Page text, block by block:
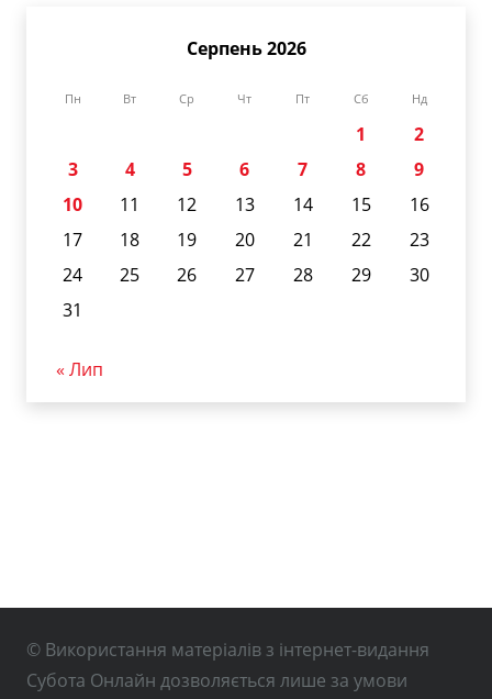
Серпень 2026
Пн Вт Ср Чт Пт Сб Нд
1
2
3
4 5 6 7 8
9
10
11 12 13 14 15
16
17
18 19 20 21 22
23
24
25 26 27 28 29
30
31
« Лип
© Використання матеріалів з інтернет-видання
Субота Онлайн дозволяється лише за умови